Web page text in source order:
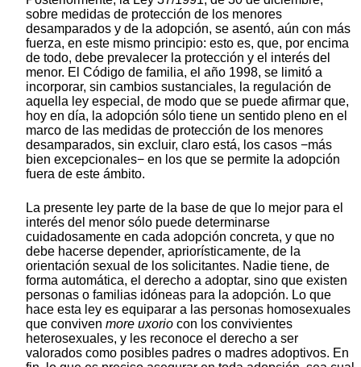
sobre medidas de protección de los menores
desamparados y de la adopción, se asentó, aún con más
fuerza, en este mismo principio: esto es, que, por encima
de todo, debe prevalecer la protección y el interés del
menor. El Código de familia, el año 1998, se limitó a
incorporar, sin cambios sustanciales, la regulación de
aquella ley especial, de modo que se puede afirmar que,
hoy en día, la adopción sólo tiene un sentido pleno en el
marco de las medidas de protección de los menores
desamparados, sin excluir, claro está, los casos −más
bien excepcionales− en los que se permite la adopción
fuera de este ámbito.
La presente ley parte de la base de que lo mejor para el
interés del menor sólo puede determinarse
cuidadosamente en cada adopción concreta, y que no
debe hacerse depender, apriorísticamente, de la
orientación sexual de los solicitantes. Nadie tiene, de
forma automática, el derecho a adoptar, sino que existen
personas o familias idóneas para la adopción. Lo que
hace esta ley es equiparar a las personas homosexuales
que conviven more uxorio con los convivientes
heterosexuales, y les reconoce el derecho a ser
valorados como posibles padres o madres adoptivos. En